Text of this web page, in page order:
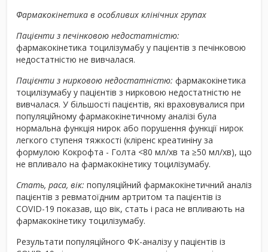
Фармакокінетика в особливих клінічних групах
Пацієнти з печінковою недостатністю:
фармакокінетика тоцилізумабу у пацієнтів з печінковою
недостатністю не вивчалася.
Пацієнти з нирковою недостатністю: фармакокінетика
тоцилізумабу у пацієнтів з нирковою недостатністю не
вивчалася. У більшості пацієнтів, які враховувалися при
популяційному фармакокінетичному аналізі була
нормальна функція нирок або порушення функції нирок
легкого ступеня тяжкості (кліренс креатиніну за
формулою Кокрофта - Голта <80 мл/хв та ≥50 мл/хв), що
не впливало на фармакокінетику тоцилізумабу.
Стать, раса, вік: популяційний фармакокінетичний аналіз
пацієнтів з ревматоїдним артритом та пацієнтів із
COVID-19 показав, що вік, стать і раса не впливають на
фармакокінетику тоцилізумабу.
Результати популяційного ФК-аналізу у пацієнтів із